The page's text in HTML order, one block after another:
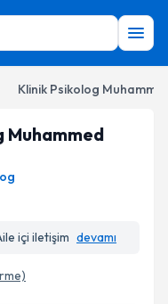
Klinik Psikolog
Profil Fotoğrafı
Muhammed
içi iletişim devamı